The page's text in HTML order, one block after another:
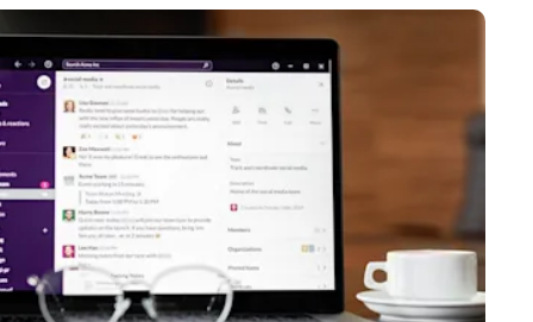
de
On-
Antivírus
Detecção e
Resposta de
Endpoint
Foxpass Acesso e
Controle Wi-Fi
Espaço de Trabalho
Seguro Zero Trust
Shield (Anti-fraude)
Sector Público
e Design
e Finanças
os Setores
Deutsch
Español
Français
Nederlands
Português
简体中文
繁體中文